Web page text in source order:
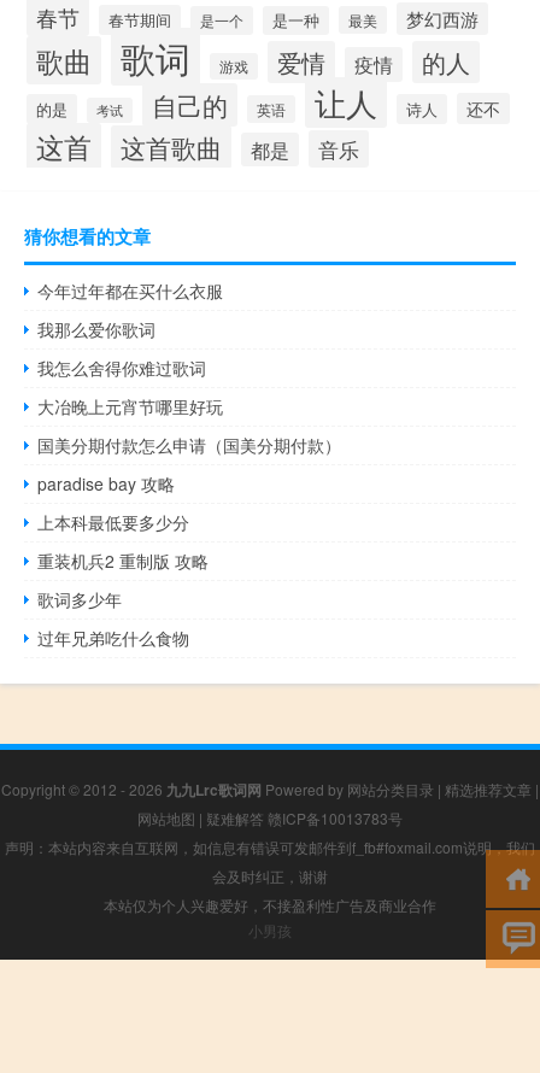
春节 春节期间 是一个 是一种 最美 梦幻西游
歌曲 歌词 游戏 爱情 疫情 的人
的是 考试 自己的 英语 让人 诗人 还不
这首 这首歌曲 都是 音乐
猜你想看的文章
今年过年都在买什么衣服
我那么爱你歌词
我怎么舍得你难过歌词
大冶晚上元宵节哪里好玩
国美分期付款怎么申请（国美分期付款）
paradise bay 攻略
上本科最低要多少分
重装机兵2 重制版 攻略
歌词多少年
过年兄弟吃什么食物
Copyright © 2012 - 2026 九九Lrc歌词网 Powered by 网站分类目录 | 精选推荐文章 |
网站地图 | 疑难解答 赣ICP备10013783号
声明：本站内容来自互联网，如信息有错误可发邮件到f_fb#foxmail.com说明，我们
会及时纠正，谢谢
本站仅为个人兴趣爱好，不接盈利性广告及商业合作
小男孩